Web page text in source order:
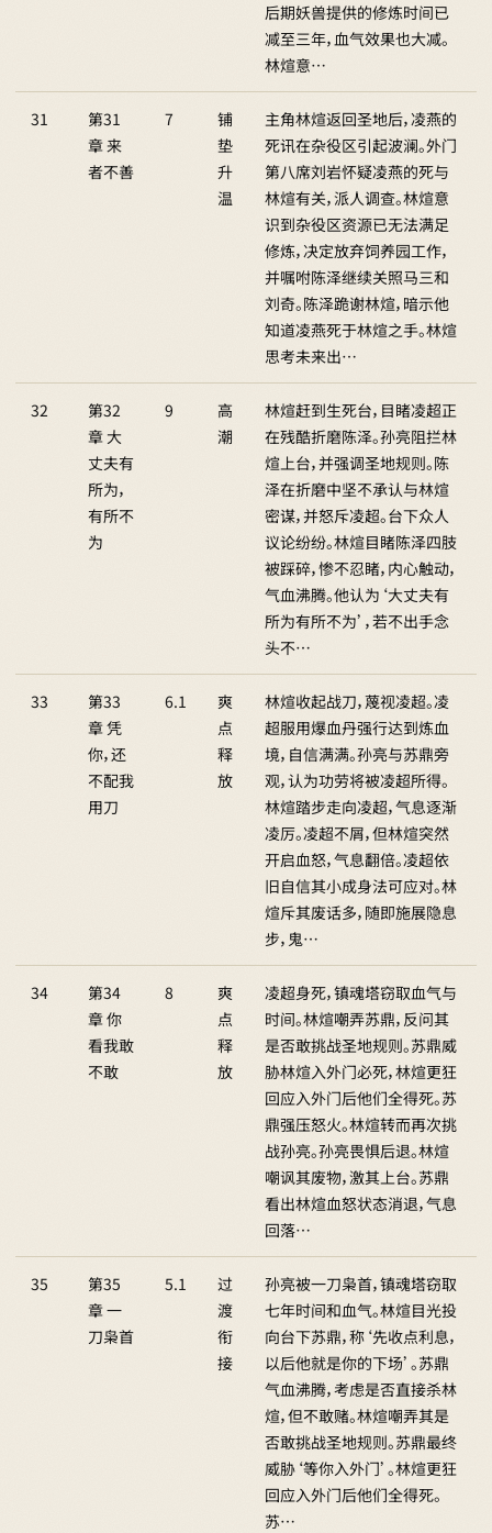
后期妖兽提供的修炼时间已
减至三年，血气效果也大减。
林煊意…
31
第31
章 来
者不善
7
铺
垫
升
温
主角林煊返回圣地后，凌燕的
死讯在杂役区引起波澜。外门
第八席刘岩怀疑凌燕的死与
林煊有关，派人调查。林煊意
识到杂役区资源已无法满足
修炼，决定放弃饲养园工作，
并嘱咐陈泽继续关照马三和
刘奇。陈泽跪谢林煊，暗示他
知道凌燕死于林煊之手。林煊
思考未来出…
32
第32
章 大
丈夫有
所为，
有所不
为
9
高
潮
林煊赶到生死台，目睹凌超正
在残酷折磨陈泽。孙亮阻拦林
煊上台，并强调圣地规则。陈
泽在折磨中坚不承认与林煊
密谋，并怒斥凌超。台下众人
议论纷纷。林煊目睹陈泽四肢
被踩碎，惨不忍睹，内心触动，
气血沸腾。他认为‘大丈夫有
所为有所不为’，若不出手念
头不…
33
第33
章 凭
你，还
不配我
用刀
6.1
爽
点
释
放
林煊收起战刀，蔑视凌超。凌
超服用爆血丹强行达到炼血
境，自信满满。孙亮与苏鼎旁
观，认为功劳将被凌超所得。
林煊踏步走向凌超，气息逐渐
凌厉。凌超不屑，但林煊突然
开启血怒，气息翻倍。凌超依
旧自信其小成身法可应对。林
煊斥其废话多，随即施展隐息
步，鬼…
34
第34
章 你
看我敢
不敢
8
爽
点
释
放
凌超身死，镇魂塔窃取血气与
时间。林煊嘲弄苏鼎，反问其
是否敢挑战圣地规则。苏鼎威
胁林煊入外门必死，林煊更狂
回应入外门后他们全得死。苏
鼎强压怒火。林煊转而再次挑
战孙亮。孙亮畏惧后退。林煊
嘲讽其废物，激其上台。苏鼎
看出林煊血怒状态消退，气息
回落…
35
第35
章 一
刀枭首
5.1
过
渡
衔
接
孙亮被一刀枭首，镇魂塔窃取
七年时间和血气。林煊目光投
向台下苏鼎，称‘先收点利息，
以后他就是你的下场’。苏鼎
气血沸腾，考虑是否直接杀林
煊，但不敢赌。林煊嘲弄其是
否敢挑战圣地规则。苏鼎最终
威胁‘等你入外门’。林煊更狂
回应入外门后他们全得死。
苏…